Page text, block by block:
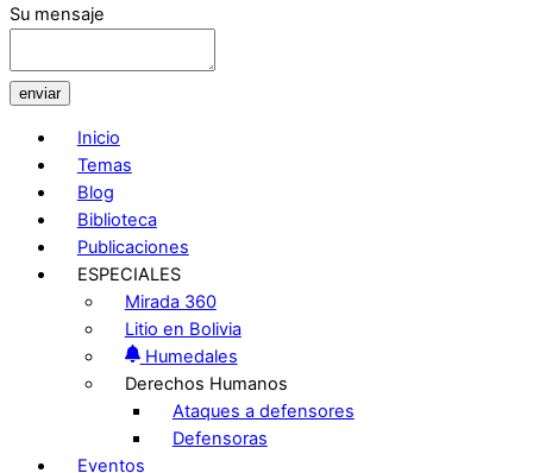
Su mensaje
enviar
Inicio
Temas
Blog
Biblioteca
Publicaciones
ESPECIALES
Mirada 360
Litio en Bolivia
Humedales
Derechos Humanos
Ataques a defensores
Defensoras
Eventos